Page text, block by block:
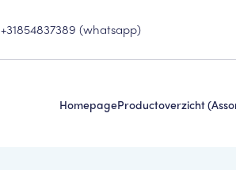
+31854837389 (whatsapp)
HomepageProductoverzicht